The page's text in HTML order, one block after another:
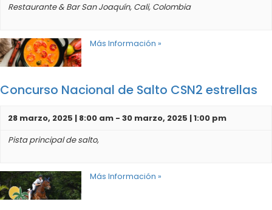
Restaurante & Bar San Joaquín, Cali, Colombia
Más Información »
Concurso Nacional de Salto CSN2 estrellas
28 marzo, 2025 | 8:00 am - 30 marzo, 2025 | 1:00 pm
Pista principal de salto,
Más Información »